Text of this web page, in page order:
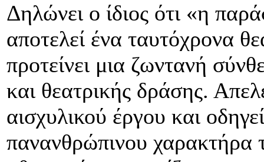
Δηλώνει ο ίδιος ότι «η
αποτελεί ένα ταυτόχρονα
προτείνει μια ζωντανή
και θεατρικής δράσης.
αισχυλικού έργου και
πανανθρώπινου χαρακτήρα